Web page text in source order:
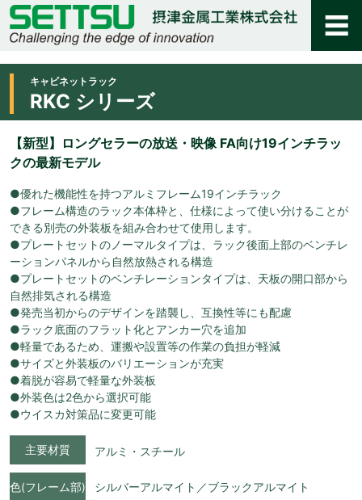
キャビネットラック
RKC シリーズ
【新型】ロングセラーの放送・映像 FA向け19インチラッ
クの最新モデル
●優れた機能性を持つアルミフレーム19インチラック
●フレーム構造のラック本体枠と、仕様によって使い分けることが
できる別売の外装板を組み合わせて使用します。
●プレートセットのノーマルタイプは、ラック後面上部のベンチレ
ーションパネルから自然放熱される構造
●プレートセットのベンチレーションタイプは、天板の開口部から
自然排気される構造
●発売当初からのデザインを踏襲し、互換性等にも配慮
●ラック底面のフラット化とアンカー穴を追加
●軽量であるため、運搬や設置等の作業の負担が軽減
●サイズと外装板のバリエーションが充実
●着脱が容易で軽量な外装板
●外装色は2色から選択可能
●ウイスカ対策品に変更可能
主要材質 アルミ・スチール
色(フレーム部) シルバーアルマイト／ブラックアルマイト